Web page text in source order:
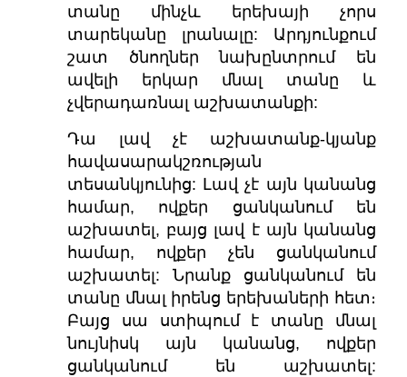
տանը մինչև երեխայի չորս
տարեկանը լրանալը:
Արդյունքում
շատ ծնողներ նախընտրում են
ավելի երկար մնալ տանը և
չվերադառնալ աշխատանքի:
Դա լավ չէ աշխատանք-կյանք
հավասարակշռության
տեսանկյունից: Լավ չէ այն կանանց
համար, ովքեր ցանկանում են
աշխատել, բայց լավ է այն կանանց
համար, ովքեր չեն ցանկանում
աշխատել: Նրանք ցանկանում են
տանը մնալ իրենց երեխաների հետ։
Բայց սա ստիպում է տանը մնալ
նույնիսկ այն կանանց, ովքեր
ցանկանում են աշխատել: